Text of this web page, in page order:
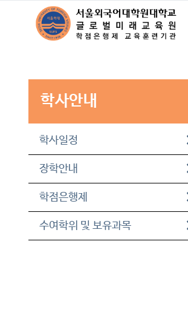
학사안내
학사일정
장학안내
학점은행제
수여학위 및 보유과목